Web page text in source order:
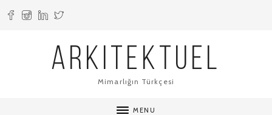
ARKITEKTUEL
Mimarlığın Türkçesi
MENU